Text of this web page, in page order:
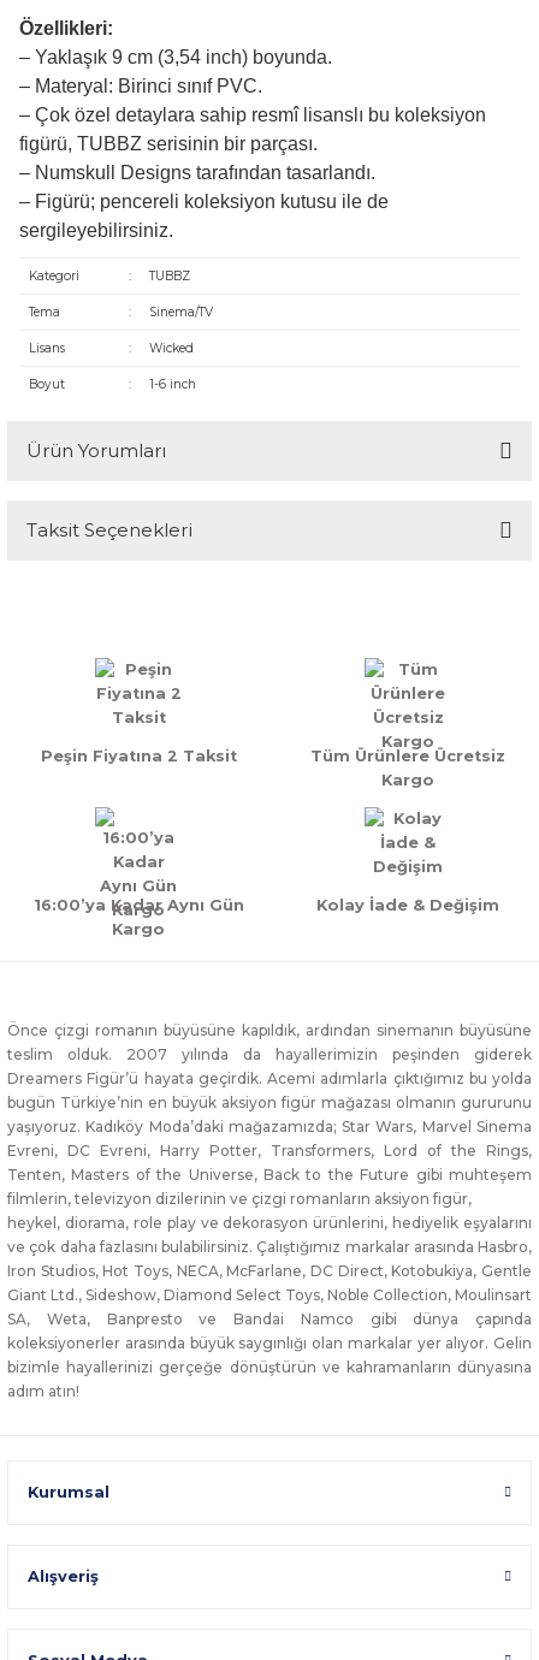
Özellikleri:
– Yaklaşık 9 cm (3,54 inch) boyunda.
– Materyal: Birinci sınıf PVC.
– Çok özel detaylara sahip resmî lisanslı bu koleksiyon
figürü, TUBBZ serisinin bir parçası.
– Numskull Designs tarafından tasarlandı.
– Figürü; pencereli koleksiyon kutusu ile de
sergileyebilirsiniz.
Kategori : TUBBZ
Tema : Sinema/TV
Lisans : Wicked
Boyut : 1-6 inch
Ürün Yorumları
Bu ürüne ilk yorumu siz yapın!
Taksit Seçenekleri
Peşin Fiyatına 2 Taksit
Tüm Ürünlere Ücretsiz
Kargo
16:00’ya Kadar Aynı Gün
Kargo
Kolay İade & Değişim
Önce çizgi romanın büyüsüne kapıldık, ardından sinemanın büyüsüne
teslim olduk. 2007 yılında da hayallerimizin peşinden giderek
Dreamers Figür’ü hayata geçirdik. Acemi adımlarla çıktığımız bu yolda
bugün Türkiye’nin en büyük aksiyon figür mağazası olmanın gururunu
yaşıyoruz. Kadıköy Moda’daki mağazamızda; Star Wars, Marvel Sinema
Evreni, DC Evreni, Harry Potter, Transformers, Lord of the Rings,
Tenten, Masters of the Universe, Back to the Future gibi muhteşem
filmlerin, televizyon dizilerinin ve çizgi romanların aksiyon figür,
heykel, diorama, role play ve dekorasyon ürünlerini, hediyelik eşyalarını
ve çok daha fazlasını bulabilirsiniz. Çalıştığımız markalar arasında Hasbro,
Iron Studios, Hot Toys, NECA, McFarlane, DC Direct, Kotobukiya, Gentle
Giant Ltd., Sideshow, Diamond Select Toys, Noble Collection, Moulinsart
SA, Weta, Banpresto ve Bandai Namco gibi dünya çapında
koleksiyonerler arasında büyük saygınlığı olan markalar yer alıyor. Gelin
bizimle hayallerinizi gerçeğe dönüştürün ve kahramanların dünyasına
adım atın!
Kurumsal
Alışveriş